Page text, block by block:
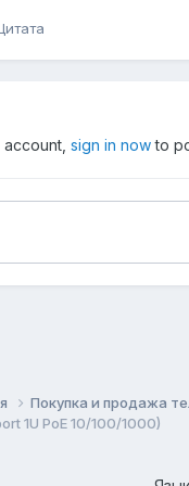
sign in nowto
Покупка и продажа
1U PoE 10/100/1000)